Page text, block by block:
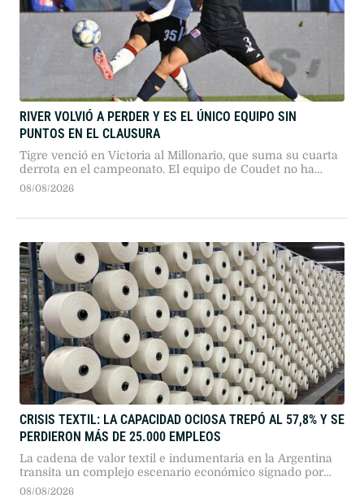
RIVER VOLVIÓ A PERDER Y ES EL ÚNICO EQUIPO SIN
PUNTOS EN EL CLAUSURA
Tigre venció en Victoria al Millonario, que suma su cuarta
derrota en el campeonato. El equipo de Coudet no ha
podido marcar goles desde que comenzó el torneo.
08/08/2026
CRISIS TEXTIL: LA CAPACIDAD OCIOSA TREPÓ AL 57,8% Y SE
PERDIERON MÁS DE 25.000 EMPLEOS
La cadena de valor textil e indumentaria en la Argentina
transita un complejo escenario económico signado por
más de dos años consecutivos de caída en su actividad.
08/08/2026